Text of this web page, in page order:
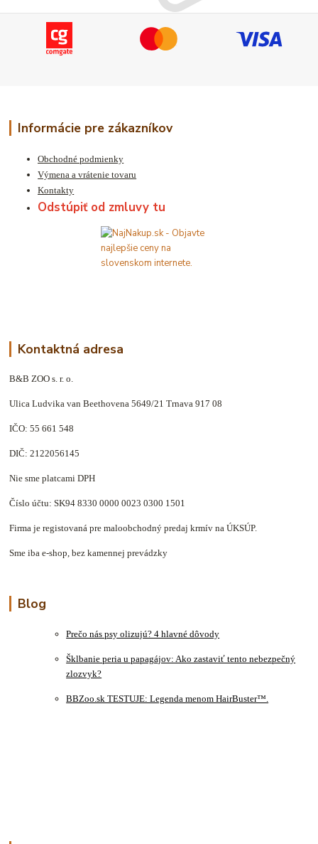
Informácie pre zákazníkov
Obchodné podmienky
Výmena a vrátenie tovaru
Kontakty
Odstúpiť od zmluvy tu
Kontaktná adresa
B&B ZOO s. r. o.
Ulica Ludvika van Beethovena 5649/21 Trnava 917 08
IČO: 55 661 548
DIČ: 2122056145
Nie sme platcami DPH
Číslo účtu: SK94 8330 0000 0023 0300 1501
Firma je registovaná pre maloobchodný predaj krmív na ÚKSÚP.
Sme iba e-shop, bez kamennej prevádzky
Blog
Prečo nás psy olizujú? 4 hlavné dôvody
Šklbanie peria u papagájov: Ako zastaviť tento nebezpečný
zlozvyk?
BBZoo.sk TESTUJE: Legenda menom HairBuster™.